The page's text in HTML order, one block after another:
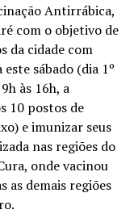
Antirrábica,
com o objetivo de
da cidade com
sábado (dia 1º
às 16h, a
10 postos de
e imunizar seus
nas regiões do
onde vacinou
as demais regiões